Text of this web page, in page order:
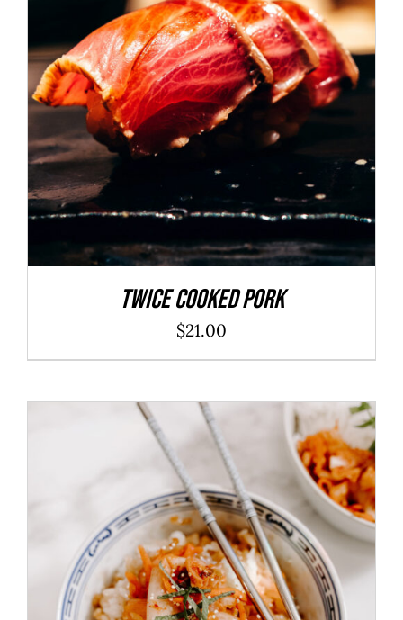
ADD TO CART / DÉTAILS
Twice Cooked Pork
$21.00
ADD TO CART / DÉTAILS